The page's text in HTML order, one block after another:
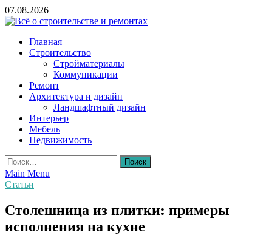
Skip
to
07.08.2026
Всё о строительстве и ремонтах
Главная
Строительство
Стройматериалы
Коммуникации
Ремонт
Архитектура и дизайн
Ландшафтный дизайн
Интерьер
Мебель
Недвижимость
Найти:
Main Menu
Статьи
Столешница из плитки: примеры
исполнения на кухне